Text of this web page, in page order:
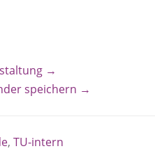
→
speichern →
, TU-intern